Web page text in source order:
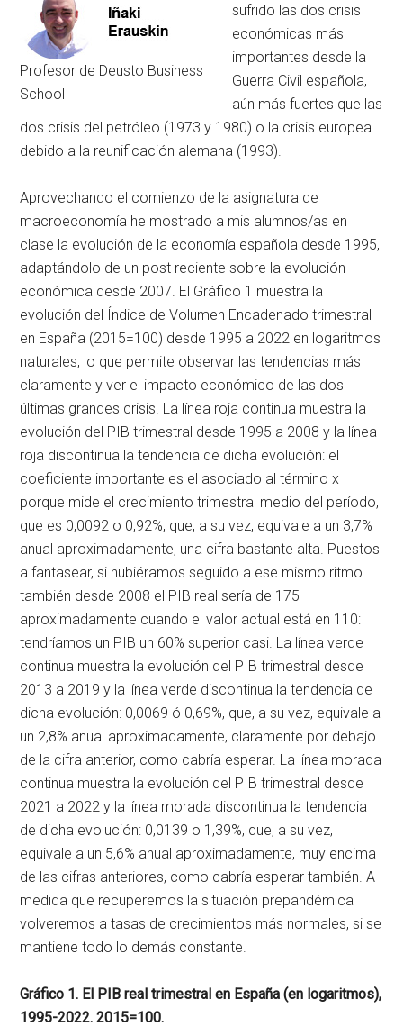
Profesor de Deusto Business
School
sufrido las dos crisis
económicas más
importantes desde la
Guerra Civil española,
aún más fuertes que las
dos crisis del petróleo (1973 y 1980) o la crisis europea
debido a la reunificación alemana (1993).
Aprovechando el comienzo de la asignatura de
macroeconomía he mostrado a mis alumnos/as en
clase la evolución de la economía española desde 1995,
adaptándolo de un post reciente sobre la evolución
económica desde 2007. El Gráfico 1 muestra la
evolución del Índice de Volumen Encadenado trimestral
en España (2015=100) desde 1995 a 2022 en logaritmos
naturales, lo que permite observar las tendencias más
claramente y ver el impacto económico de las dos
últimas grandes crisis. La línea roja continua muestra la
evolución del PIB trimestral desde 1995 a 2008 y la línea
roja discontinua la tendencia de dicha evolución: el
coeficiente importante es el asociado al término x
porque mide el crecimiento trimestral medio del período,
que es 0,0092 o 0,92%, que, a su vez, equivale a un 3,7%
anual aproximadamente, una cifra bastante alta. Puestos
a fantasear, si hubiéramos seguido a ese mismo ritmo
también desde 2008 el PIB real sería de 175
aproximadamente cuando el valor actual está en 110:
tendríamos un PIB un 60% superior casi. La línea verde
continua muestra la evolución del PIB trimestral desde
2013 a 2019 y la línea verde discontinua la tendencia de
dicha evolución: 0,0069 ó 0,69%, que, a su vez, equivale a
un 2,8% anual aproximadamente, claramente por debajo
de la cifra anterior, como cabría esperar. La línea morada
continua muestra la evolución del PIB trimestral desde
2021 a 2022 y la línea morada discontinua la tendencia
de dicha evolución: 0,0139 o 1,39%, que, a su vez,
equivale a un 5,6% anual aproximadamente, muy encima
de las cifras anteriores, como cabría esperar también. A
medida que recuperemos la situación prepandémica
volveremos a tasas de crecimientos más normales, si se
mantiene todo lo demás constante.
Gráfico 1. El PIB real trimestral en España (en logaritmos),
1995-2022. 2015=100.